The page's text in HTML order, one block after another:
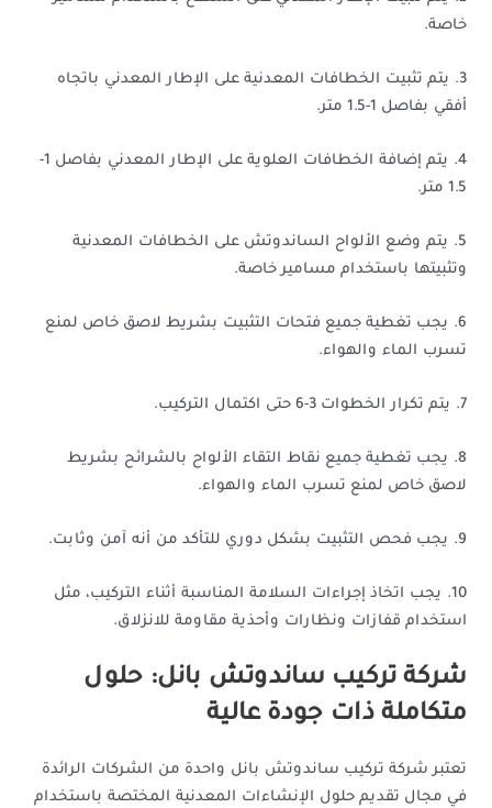
خاصة.
3. يتم تثبيت الخطافات المعدنية على الإطار المعدني باتجاه
أفقي بفاصل 1-1.5 متر.
4. يتم إضافة الخطافات العلوية على الإطار المعدني بفاصل 1-
1.5 متر.
5. يتم وضع الألواح الساندوتش على الخطافات المعدنية
وتثبيتها باستخدام مسامير خاصة.
6. يجب تغطية جميع فتحات التثبيت بشريط لاصق خاص لمنع
تسرب الماء والهواء.
7. يتم تكرار الخطوات 3-6 حتى اكتمال التركيب.
8. يجب تغطية جميع نقاط التقاء الألواح بالشرائح بشريط
لاصق خاص لمنع تسرب الماء والهواء.
9. يجب فحص التثبيت بشكل دوري للتأكد من أنه آمن وثابت.
10. يجب اتخاذ إجراءات السلامة المناسبة أثناء التركيب، مثل
استخدام قفازات ونظارات وأحذية مقاومة للانزلاق.
شركة تركيب ساندوتش بانل: حلول
متكاملة ذات جودة عالية
تعتبر شركة تركيب ساندوتش بانل واحدة من الشركات الرائدة
في مجال تقديم حلول الإنشاءات المعدنية المختصة باستخدام